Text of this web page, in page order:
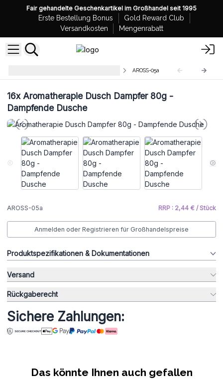
Fair gehandelte Geschenkartikel im Großhandel seit 1995
Erste Bestellung Bonus
Gold Reward Club
Versandkosten
Mengenrabatt
AROSS-05a
16xAromatherapie Dusch Dampfer 80g -
Dampfende Dusche
AROSS-05a RRP : 2,44 € / Stück
Anmelden oder Registrieren für Großhandelspreise
Produktspezifikationen & Dokumentationen
Versand
Rückgaberecht
Sichere Zahlungen:
Das könnte Ihnen auch gefallen